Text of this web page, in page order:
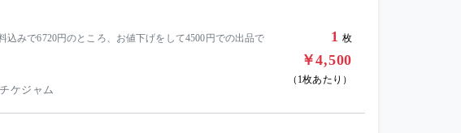
みで6720円のところ、お値下げをして4500円での出品で
ケジャム
1 枚
￥4,500
（1枚あたり）